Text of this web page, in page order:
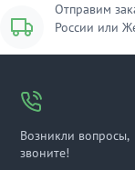
Отправим
России или
Возникли вопросы,
звоните!